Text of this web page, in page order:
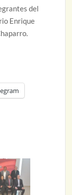
del
Enrique